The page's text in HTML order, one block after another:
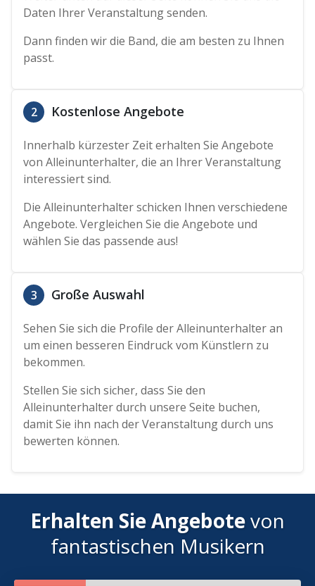
Daten Ihrer Veranstaltung senden.
Dann finden wir die Band, die am besten zu Ihnen
passt.
2 Kostenlose Angebote
Innerhalb kürzester Zeit erhalten Sie Angebote
von Alleinunterhalter, die an Ihrer Veranstaltung
interessiert sind.
Die Alleinunterhalter schicken Ihnen verschiedene
Angebote. Vergleichen Sie die Angebote und
wählen Sie das passende aus!
3 Große Auswahl
Sehen Sie sich die Profile der Alleinunterhalter an
um einen besseren Eindruck vom Künstlern zu
bekommen.
Stellen Sie sich sicher, dass Sie den
Alleinunterhalter durch unsere Seite buchen,
damit Sie ihn nach der Veranstaltung durch uns
bewerten können.
Erhalten Sie Angebotevon
fantastischen Musikern